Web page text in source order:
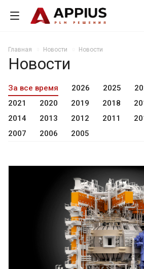
Главная Новости Новости
Новости
За все время 2026 2025
2021
2020 2019 2018
2014
2013 2012 2011
2007
2006 2005